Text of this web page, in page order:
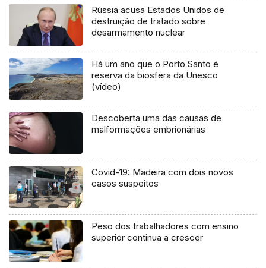
Rússia acusa Estados Unidos de
destruição de tratado sobre
desarmamento nuclear
Há um ano que o Porto Santo é
reserva da biosfera da Unesco
(vídeo)
Descoberta uma das causas de
malformações embrionárias
Covid-19: Madeira com dois novos
casos suspeitos
Peso dos trabalhadores com ensino
superior continua a crescer